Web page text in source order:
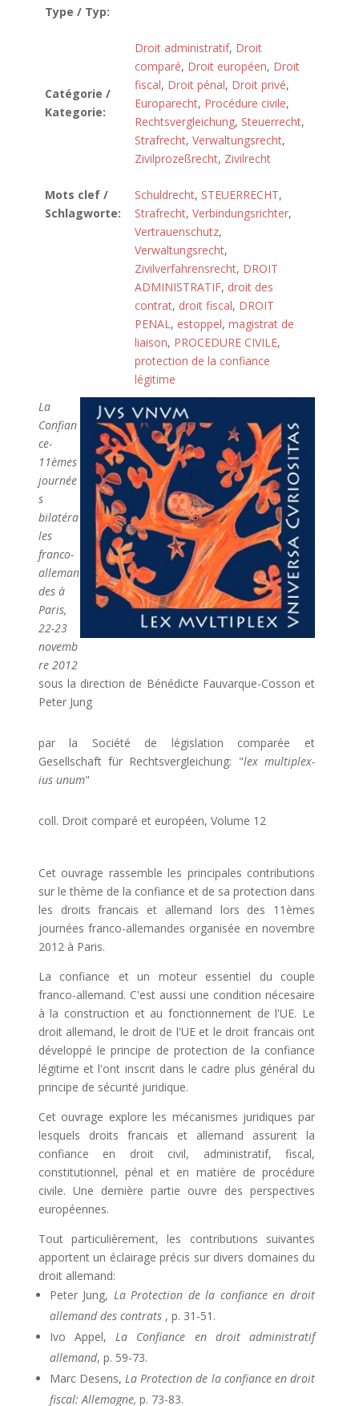
Type / Typ:
Catégorie /
Kategorie:
Droit administratif, Droit
comparé, Droit européen, Droit
fiscal, Droit pénal, Droit privé,
Europarecht, Procédure civile,
Rechtsvergleichung, Steuerrecht,
Strafrecht, Verwaltungsrecht,
Zivilprozeßrecht, Zivilrecht
Mots clef /
Schlagworte:
Schuldrecht, STEUERRECHT,
Strafrecht, Verbindungsrichter,
Vertrauenschutz,
Verwaltungsrecht,
Zivilverfahrensrecht, DROIT
ADMINISTRATIF, droit des
contrat, droit fiscal, DROIT
PENAL, estoppel, magistrat de
liaison, PROCEDURE CIVILE,
protection de la confiance
légitime
La
Confian
ce-
11èmes
journée
s
bilatéra
les
franco-
alleman
des à
Paris,
22-23
novemb
re 2012
sous la direction de Bénédicte Fauvarque-Cosson et
Peter Jung
par la Société de législation comparée et
Gesellschaft für Rechtsvergleichung: "lex multiplex-
ius unum"
coll. Droit comparé et européen, Volume 12
Cet ouvrage rassemble les principales contributions
sur le thème de la confiance et de sa protection dans
les droits francais et allemand lors des 11èmes
journées franco-allemandes organisée en novembre
2012 à Paris.
La confiance et un moteur essentiel du couple
franco-allemand. C'est aussi une condition nécesaire
à la construction et au fonctionnement de l'UE. Le
droit allemand, le droit de l'UE et le droit francais ont
développé le principe de protection de la confiance
légitime et l'ont inscrit dans le cadre plus général du
principe de sécurité juridique.
Cet ouvrage explore les mécanismes juridiques par
lesquels droits francais et allemand assurent la
confiance en droit civil, administratif, fiscal,
constitutionnel, pénal et en matière de procédure
civile. Une dernière partie ouvre des perspectives
européennes.
Tout particulièrement, les contributions suivantes
apportent un éclairage précis sur divers domaines du
droit allemand:
Peter Jung, La Protection de la confiance en droit
allemand des contrats, p. 31-51.
Ivo Appel,La Confiance en droit administratif
allemand, p. 59-73.
Marc Desens,La Protection de la confiance en droit
fiscal: Allemagne, p. 73-83.